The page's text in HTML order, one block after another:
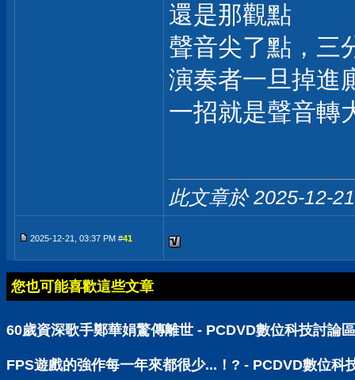
還是那觀點
聲音尖了點，三
演奏者一旦掉進
一招就是聲音轉
此文章於 2025-12-
2025-12-21, 03:37 PM #41
您也可能喜歡這些文章
60歲資深歌手鄭華娟驚傳離世 - PCDVD數位科技討論區
FPS遊戲的強作每一年來都很少...！? - PCDVD數位科